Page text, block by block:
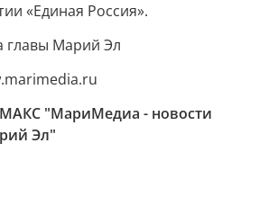
«Единая Россия».
главы Марий Эл
"МариМедиа - новости
Эл"